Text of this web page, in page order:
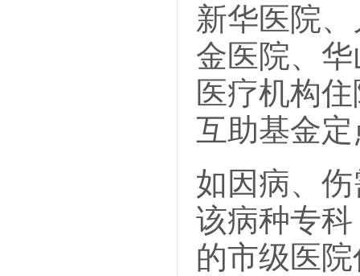
新华医院
金医院、
医疗机构
互助基金
如因病、
该病种专
的市级医